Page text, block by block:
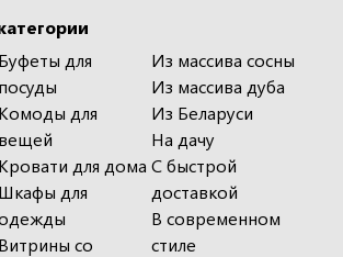
Буфеты для
посуды
Комоды для
вещей
Кровати для дома
Шкафы для
Витрины со
Из массива сосны
Из массива дуба
Из Беларуси
На дачу
С быстрой
доставкой
В современном
стиле